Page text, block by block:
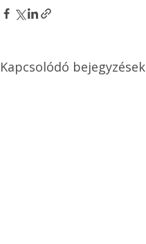
Kapcsolódó bejegyzések